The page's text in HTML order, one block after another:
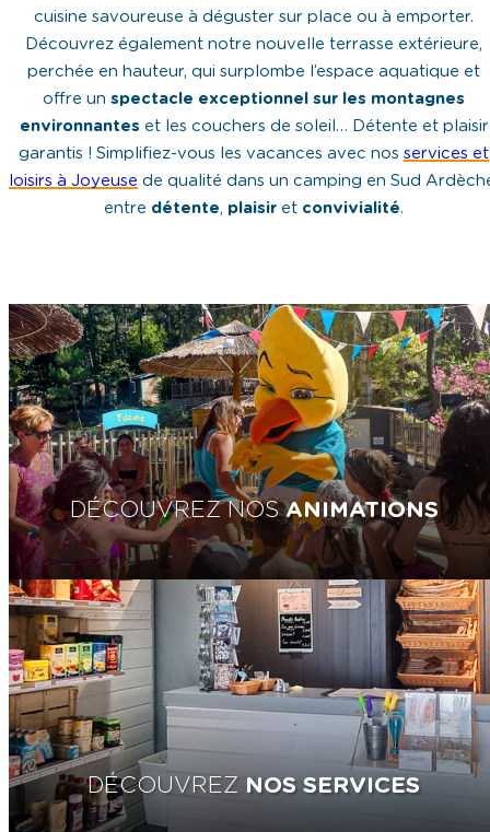
cuisine savoureuse à déguster sur place ou à emporter.
Découvrez également notre nouvelle terrasse extérieure,
perchée en hauteur, qui surplombe l’espace aquatique et
offre un spectacle exceptionnel sur les montagnes
environnantes et les couchers de soleil… Détente et plaisir
garantis ! Simplifiez-vous les vacances avec nos services et
loisirs à Joyeuse de qualité dans un camping en Sud
entre détente, plaisir et convivialité.
DÉCOUVREZ NOSANIMATIONS
DÉCOUVREZ NOS SERVICES